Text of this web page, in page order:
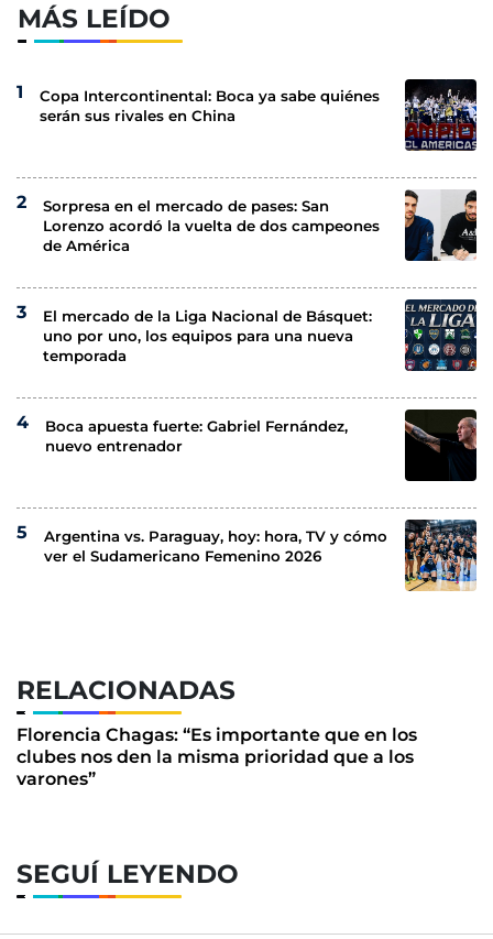
RELACIONADAS
Florencia Chagas: “Es importante que en los
clubes nos den la misma prioridad que a los
varones”
MÁS LEÍDO
Copa Intercontinental: Boca ya sabe quiénes
serán sus rivales en China
Sorpresa en el mercado de pases: San
Lorenzo acordó la vuelta de dos campeones
de América
El mercado de la Liga Nacional de Básquet:
uno por uno, los equipos para una nueva
temporada
Boca apuesta fuerte: Gabriel Fernández,
nuevo entrenador
Argentina vs. Paraguay, hoy: hora, TV y cómo
ver el Sudamericano Femenino 2026
SEGUÍ LEYENDO